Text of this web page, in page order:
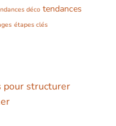
déco tendances
étapes clés
pour structurer